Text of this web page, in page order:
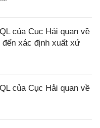
của Cục Hải quan về
xác định xuất xứ
của Cục Hải quan về